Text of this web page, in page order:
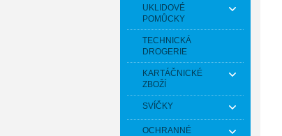
UKLIDOVÉ
POMŮCKY
TECHNICKÁ
DROGERIE
KARTÁČNICKÉ
ZBOŽÍ
SVÍČKY
OCHRANNÉ